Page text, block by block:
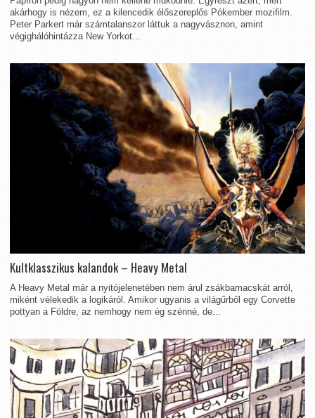
akárhogy is nézem, ez a kilencedik élőszereplős Pókember mozifilm.
Peter Parkert már számtalanszor láttuk a nagyvásznon, amint
végighálóhintázza New Yorkot...
Kultklasszikus kalandok – Heavy Metal
A Heavy Metal már a nyitójelenetében nem árul zsákbamacskát arról,
miként vélekedik a logikáról. Amikor ugyanis a világűrből egy Corvette
pottyan a Földre, az nemhogy nem ég szénné, de...